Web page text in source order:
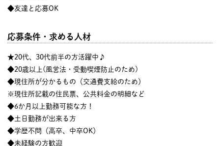
◆友達と応募OK
応募条件・求める人材
★20代、30代前半の方活躍中♪
◆20歳以上(風営法・受動喫煙防止のため)
◆現住所が分かるもの（交通費支給のため）
※現住所記載の住民票、公共料金の明細など
◆6か月以上勤務可能な方！
◆土日勤務が出来る方
◆学歴不問（高卒、中卒OK）
◆未経験の方歓迎